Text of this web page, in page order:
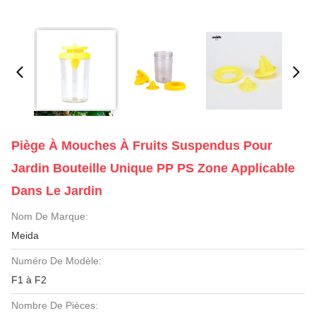
Piège À Mouches À Fruits Suspendus Pour
Jardin Bouteille Unique PP PS Zone Applicable
Dans Le Jardin
Nom De Marque:
Meida
Numéro De Modèle:
F1 à F2
Nombre De Pièces: